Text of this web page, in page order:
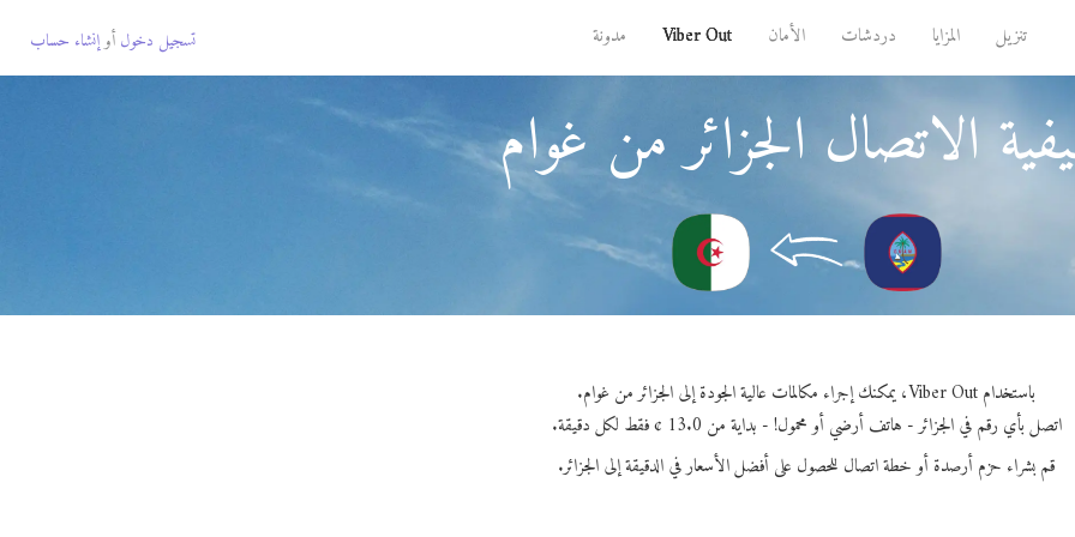
تنزيل المزايا دردشات الأمان Viber Out مدونة تسجيل دخول أوإنشاء حساب
الاتصال الجزائر من غوام
باستخدام Viber Out، يمكنك إجراء مكالمات عالية الجودة إلى الجزائر من غوام.
اتصل بأي رقم في الجزائر - هاتف أرضي أو محمول! - بداية من 13.0 ¢ فقط لكل دقيقة.
قم بشراء حزم أرصدة أو خطة اتصال للحصول على أفضل الأسعار في الدقيقة إلى الجزائر.